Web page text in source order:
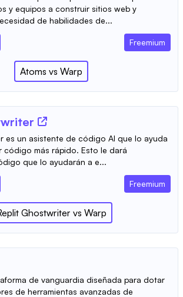
y equipos a construir sitios web y
de habilidades de...
Freemium
Atoms vs Warp
es un asistente de código AI que lo ayuda
código más rápido. Esto le dará
que lo ayudarán a e...
Freemium
Ghostwriter vs Warp
de vanguardia diseñada para dotar
de herramientas avanzadas de